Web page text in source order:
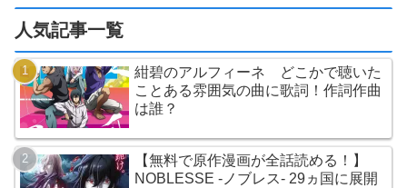
人気記事一覧
紺碧のアルフィーネ どこかで聴いた
ことある雰囲気の曲に歌詞！作詞作曲
は誰？
【無料で原作漫画が全話読める！】
NOBLESSE -ノブレス- 29ヵ国に展開